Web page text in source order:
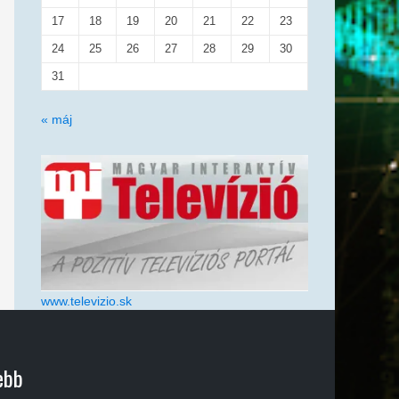
17 18 19 20 21 22 23
24 25 26 27 28 29 30
31
« máj
www.televizio.sk